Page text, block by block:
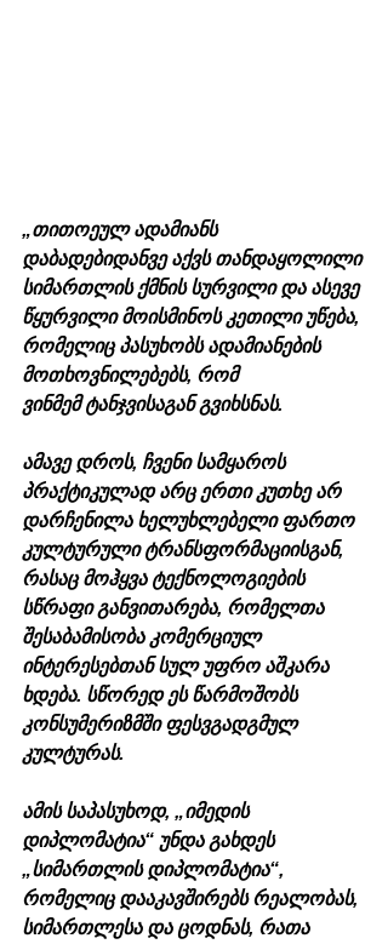
„თითოეულ ადამიანს
დაბადებიდანვე აქვს თანდაყოლილი
სიმართლის ქმნის სურვილი და ასევე
წყურვილი მოისმინოს კეთილი უწება,
რომელიც პასუხობს ადამიანების
მოთხოვნილებებს, რომ
ვინმემ ტანჯვისაგან გვიხსნას.
ამავე დროს, ჩვენი სამყაროს
პრაქტიკულად არც ერთი კუთხე არ
დარჩენილა ხელუხლებელი ფართო
კულტურული ტრანსფორმაციისგან,
რასაც მოჰყვა ტექნოლოგიების
სწრაფი განვითარება, რომელთა
შესაბამისობა კომერციულ
ინტერესებთან სულ უფრო აშკარა
ხდება. სწორედ ეს წარმოშობს
კონსუმერიზმში ფესვგადგმულ
კულტურას.
ამის საპასუხოდ, „იმედის
დიპლომატია“ უნდა გახდეს
„სიმართლის დიპლომატია“,
რომელიც დააკავშირებს რეალობას,
სიმართლესა და ცოდნას, რათა